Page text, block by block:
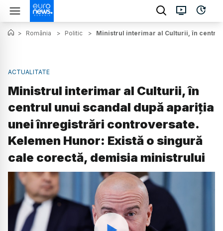
> România > Politic > Ministrul interimar al Culturii, în
ACTUALITATE
Ministrul interimar al Culturii, în
centrul unui scandal după apariția
unei înregistrări controversate.
Kelemen Hunor: Există o singură
cale corectă, demisia ministrului